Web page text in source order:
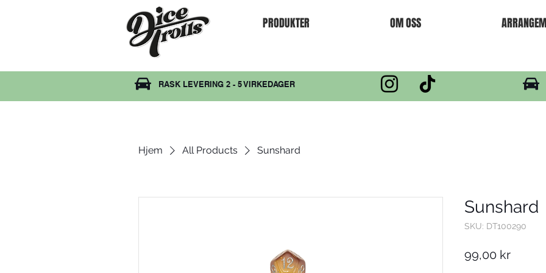
PRODUKTER OM OSS
RASK LEVERING 2 - 5 VIRKEDAGER
Hjem All Products Sunshard
Sunshard
SKU: DT100290
99,00 krPris